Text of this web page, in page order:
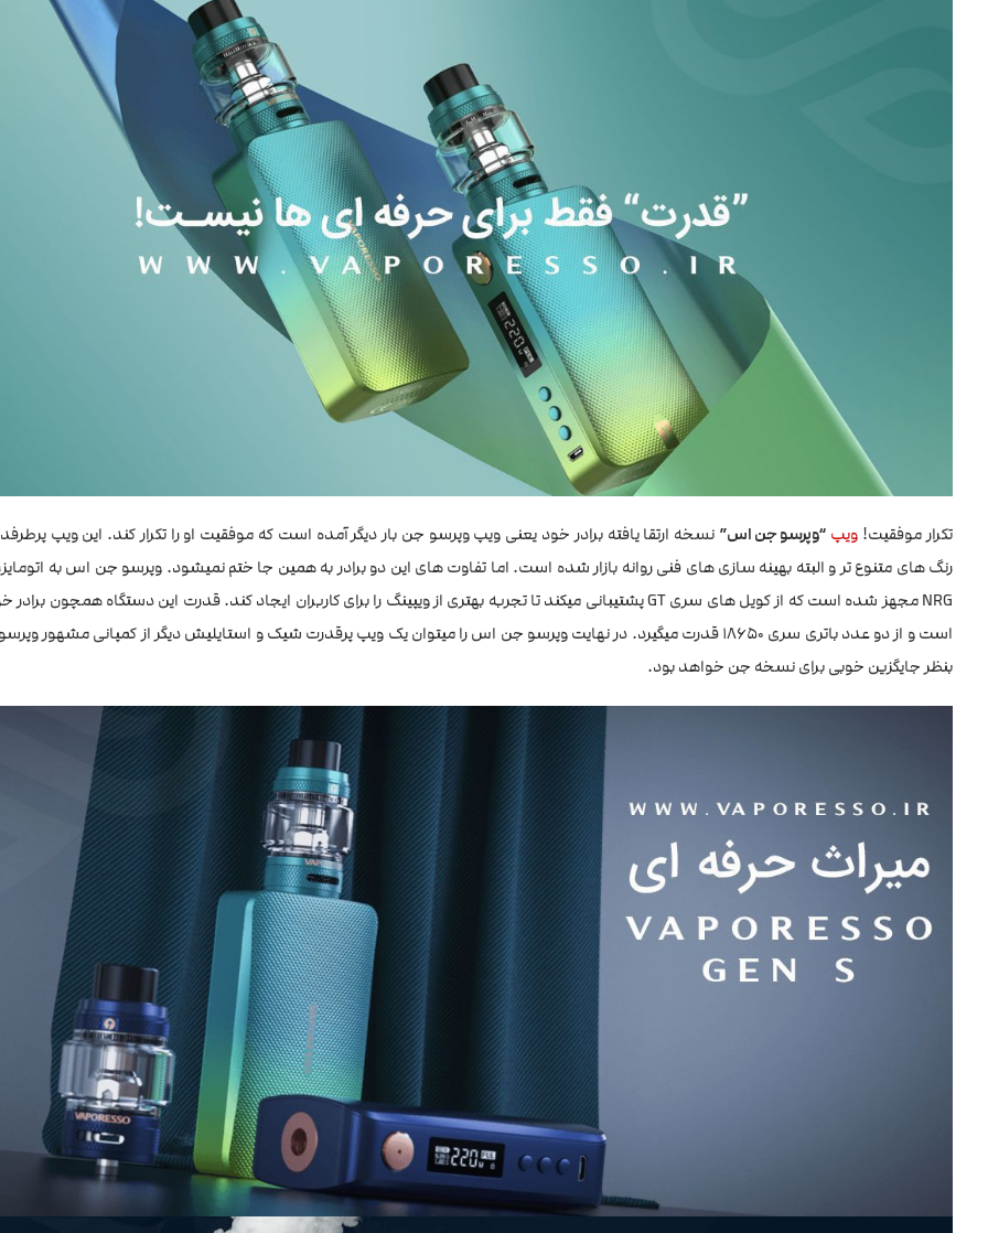
تکرار موفقیت! ویپ “وپرسو جن اس” نسخه ارتقا یافته برادر خود یعنی ویپ وپرسو جن بار دیگر آمده است که موفقیت او را تکرار کند. این ویپ
رنگ های متنوع تر و البته بهینه سازی های فنی روانه بازار شده است. اما تفاوت های این دو برادر به همین جا ختم نمیشود. وپرسو جن اس به
است و از دو عدد باتری سری ۱۸۶۵۰ قدرت میگیرد. در نهایت وپرسو جن اس را میتوان یک ویپ پرقدرت شیک و استایلیش دیگر از کمپانی مشهور
بنظر جایگزین خوبی برای نسخه جن خواهد بود.